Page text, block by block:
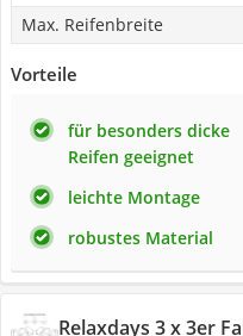
Max. Reifenbreite
Vorteile
für besonders dicke
Reifen geeignet
leichte Montage
robustes Material
Relaxdays 3 x 3er